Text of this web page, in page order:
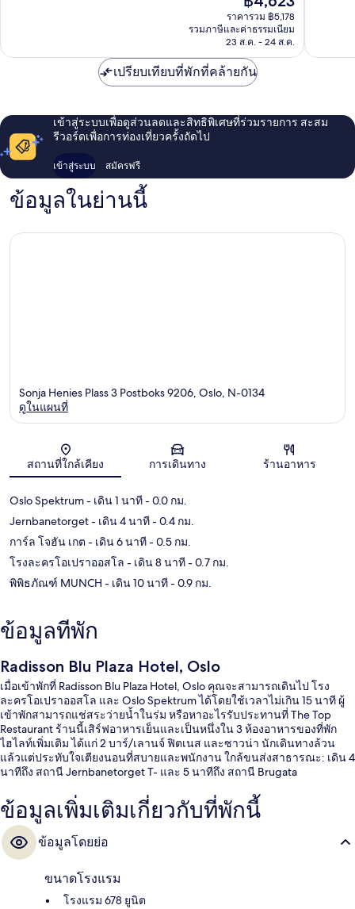
ปัจจุบัน
คือ
฿4,623
ราคารวม ฿5,178
รวมภาษีและค่าธรรมเนียม
23 ส.ค. - 24 ส.ค.
เปรียบเทียบที่พักที่คล้ายกัน
เข้าสู่ระบบเพื่อดูส่วนลดและสิทธิพิเศษที่ร่วมรายการ สะสม
รีวอร์ดเพื่อการท่องเที่ยวครั้งถัดไป
เข้าสู่ระบบ สมัครฟรี
ข้อมูลในย่านนี้
แผนที่
Sonja Henies Plass 3 Postboks 9206, Oslo, N-0134
ดูในแผนที่
สถานที่ใกล้เคียง การเดินทาง ร้านอาหาร
Oslo Spektrum- เดิน 1 นาที- 0.0 กม.
Jernbanetorget- เดิน 4 นาที- 0.4 กม.
การ์ล โจฮัน เกต - เดิน 6 นาที- 0.5 กม.
โรงละครโอเปราออสโล - เดิน 8 นาที- 0.7 กม.
พิพิธภัณฑ์ MUNCH - เดิน 10 นาที- 0.9 กม.
ข้อมูลที่พัก
Radisson Blu Plaza Hotel, Oslo
เมื่อเข้าพักที่ Radisson Blu Plaza Hotel, Oslo คุณจะสามารถเดินไป โรง
ละครโอเปราออสโล และ Oslo Spektrum ได้โดยใช้เวลาไม่เกิน 15 นาที ผู้
เข้าพักสามารถแช่สระว่ายน้ำในร่ม หรือหาอะไรรับประทานที่ The Top
Restaurant ร้านนี้เสิร์ฟอาหารเย็นและเป็นหนึ่งใน 3 ห้องอาหารของที่พัก
ไฮไลท์เพิ่มเติม ได้แก่ 2 บาร์/เลานจ์ ฟิตเนส และซาวน่า นักเดินทางล้วน
แล้วแต่ประทับใจเตียงนอนที่สบายและพนักงาน ใกล้ขนส่งสาธารณะ: เดิน 4
นาทีถึง สถานี Jernbanetorget T- และ 5 นาทีถึง สถานี Brugata
ข้อมูลเพิ่มเติมเกี่ยวกับที่พักนี้
ข้อมูลโดยย่อ
ขนาดโรงแรม
โรงแรม 678 ยูนิต